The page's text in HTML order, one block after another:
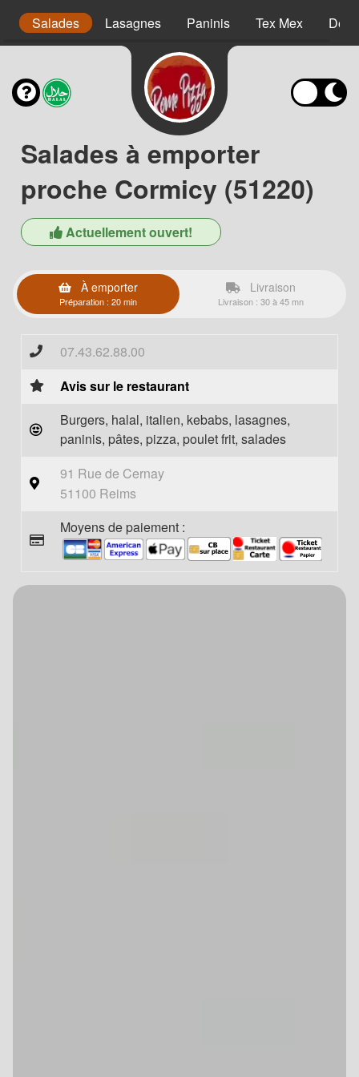
Salades Lasagnes Paninis Tex Mex
Salades à emporter
proche Cormicy (51220)
Actuellement ouvert!
À emporter
Préparation : 20 min
Livraison
Livraison : 30 à 45 mn
07.43.62.88.00
Avis sur le restaurant
Burgers, halal, italien, kebabs, lasagnes,
paninis, pâtes, pizza, poulet frit, salades
91 Rue de Cernay
51100 Reims
Moyens de paiement :